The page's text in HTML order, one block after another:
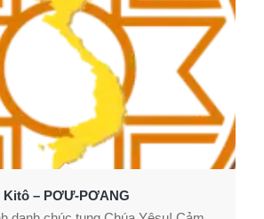
– PƠƯ-PƠANG